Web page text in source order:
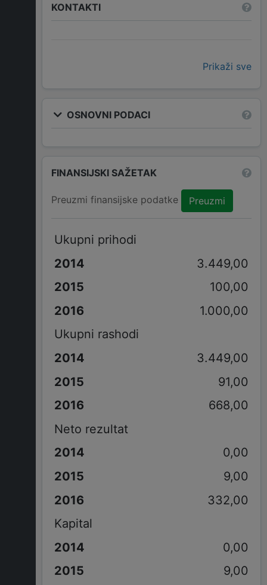
KONTAKTI
Prikaži sve
OSNOVNI PODACI
FINANSIJSKI SAŽETAK
Preuzmi finansijske podatke Preuzmi
Ukupni prihodi
3.449,00
100,00
1.000,00
Ukupni rashodi
3.449,00
91,00
668,00
Neto rezultat
0,00
9,00
332,00
Kapital
0,00
9,00